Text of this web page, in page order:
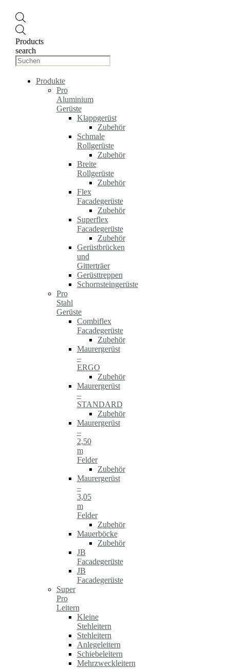
Products
search
Produkte
Pro
Aluminium
Gerüste
Klappgerüst
Zubehör
Schmale
Rollgerüste
Zubehör
Breite
Rollgerüste
Zubehör
Flex
Facadegerüste
Zubehör
Superflex
Facadegerüste
Zubehör
Gerüstbrücken
und
Gitterträer
Gerüsttreppen
Schornsteingerüste
Pro
Stahl
Gerüste
Combiflex
Facadegerüste
Zubehör
Maurergerüst
–
ERGO
Zubehör
Maurergerüst
–
STANDARD
Zubehör
Maurergerüst
–
2,50
m
Felder
Zubehör
Maurergerüst
–
3,05
m
Felder
Zubehör
Mauerböcke
Zubehör
JB
Facadegerüste
JB
Facadegerüste
Super
Pro
Leitern
Kleine
Stehleitern
Stehleitern
Anlegeleitern
Schiebeleitern
Mehrzweckleitern